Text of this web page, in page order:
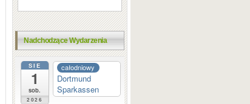
Nadchodzące Wydarzenia
SIE
1
sob.
2026
całodniowy
Dortmund
Sparkassen